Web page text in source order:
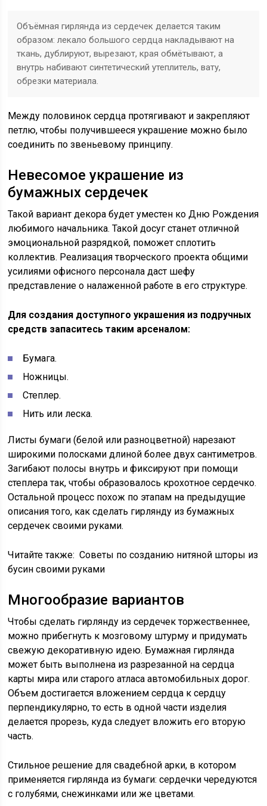
Объёмная гирлянда из сердечек делается таким
образом: лекало большого сердца накладывают на
ткань, дублируют, вырезают, края обмётывают, а
внутрь набивают синтетический утеплитель, вату,
обрезки материала.
Между половинок сердца протягивают и закрепляют
петлю, чтобы получившееся украшение можно было
соединить по звеньевому принципу.
Невесомое украшение из
бумажных сердечек
Такой вариант декора будет уместен ко Дню Рождения
любимого начальника. Такой досуг станет отличной
эмоциональной разрядкой, поможет сплотить
коллектив. Реализация творческого проекта общими
усилиями офисного персонала даст шефу
представление о налаженной работе в его структуре.
Для создания доступного украшения из подручных
средств запаситесь таким арсеналом:
Бумага.
Ножницы.
Степлер.
Нить или леска.
Листы бумаги (белой или разноцветной) нарезают
широкими полосками длиной более двух сантиметров.
Загибают полосы внутрь и фиксируют при помощи
степлера так, чтобы образовалось крохотное сердечко.
Остальной процесс похож по этапам на предыдущие
описания того, как сделать гирлянду из бумажных
сердечек своими руками.
Читайте также: Советы по созданию нитяной шторы из
бусин своими руками
Многообразие вариантов
Чтобы сделать гирлянду из сердечек торжественнее,
можно прибегнуть к мозговому штурму и придумать
свежую декоративную идею. Бумажная гирлянда
может быть выполнена из разрезанной на сердца
карты мира или старого атласа автомобильных дорог.
Объем достигается вложением сердца к сердцу
перпендикулярно, то есть в одной части изделия
делается прорезь, куда следует вложить его вторую
часть.
Стильное решение для свадебной арки, в котором
применяется гирлянда из бумаги: сердечки чередуются
с голубями, снежинками или же цветами.